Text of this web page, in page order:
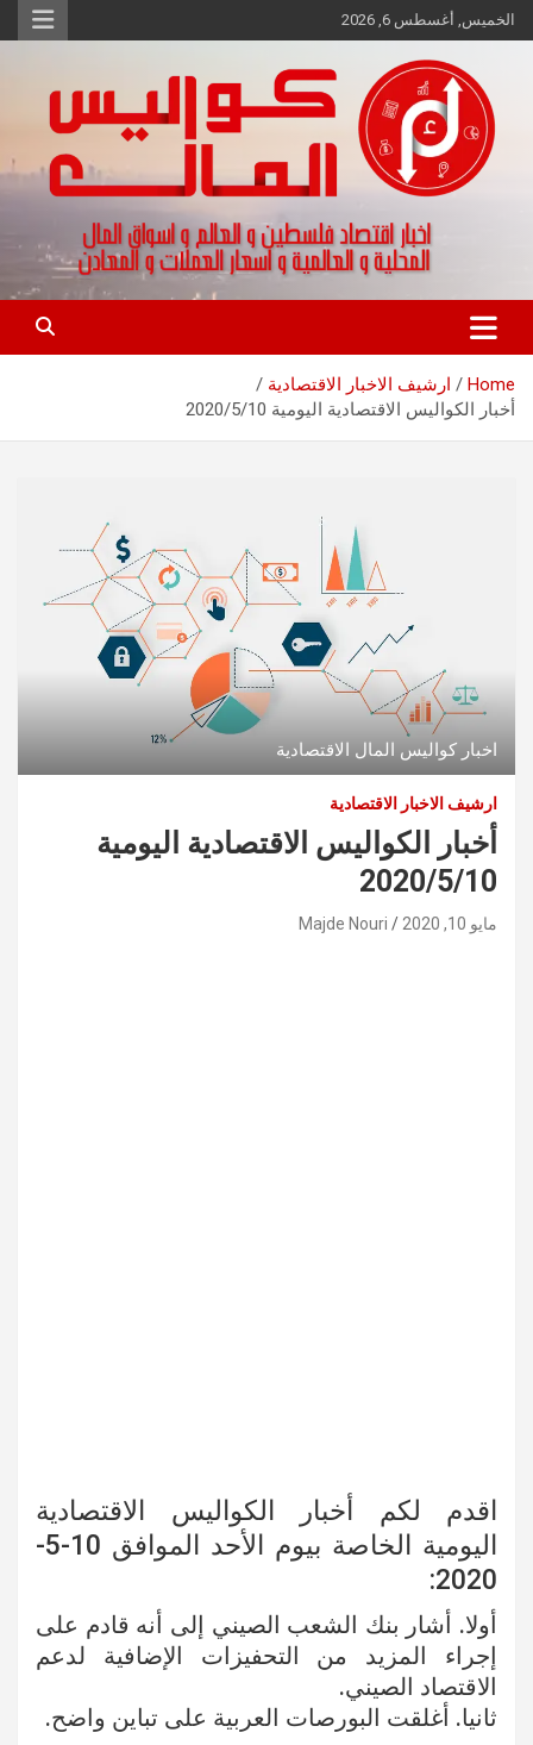
Skip
to
الخميس, أغسطس 6, 2026
كواليس المال
اخبار اقتصاد فلسطين و العالم و تقارير اسواق المال و العملات
Home
ارشيف الاخبار الاقتصادية
أخبار الكواليس الاقتصادية اليومية 2020/5/10
اخبار كواليس المال الاقتصادية
ارشيف الاخبار الاقتصادية
أخبار الكواليس الاقتصادية اليومية
2020/5/10
مايو 10, 2020 Majde Nouri
اقدم لكم أخبار الكواليس الاقتصادية
اليومية الخاصة بيوم الأحد الموافق 10-5-
2020:
أولا. أشار بنك الشعب الصيني إلى أنه قادم على
إجراء المزيد من التحفيزات الإضافية لدعم
الاقتصاد الصيني.
ثانيا. أغلقت البورصات العربية على تباين واضح.